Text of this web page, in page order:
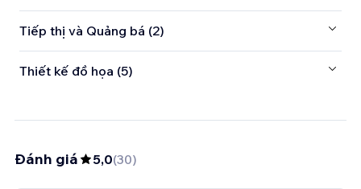
Tiếp thị và Quảng bá (2)
Thiết kế đồ họa (5)
Đánh giá 5,0(30)